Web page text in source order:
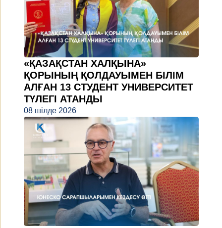
«ҚАЗАҚСТАН ХАЛҚЫНА»
ҚОРЫНЫҢ ҚОЛДАУЫМЕН БІЛІМ
АЛҒАН 13 СТУДЕНТ УНИВЕРСИТЕТ
ТҮЛЕГІ АТАНДЫ
08 шілде 2026